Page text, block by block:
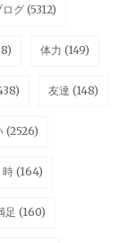
ログ(5312)
体力 (149)
友達 (148)
(2526)
時 (164)
足 (160)